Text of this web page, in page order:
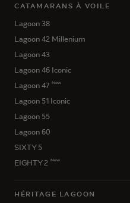
CATAMARANS À VOILE
Lagoon 38
Lagoon 42 Millenium
Lagoon 43
Lagoon 46 Iconic
Lagoon 47 New
Lagoon 51 Iconic
Lagoon 55
Lagoon 60
SIXTY 5
EIGHTY 2 New
HÉRITAGE LAGOON